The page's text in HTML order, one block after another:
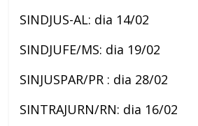
SINDJUS-AL: dia 14/02
SINDJUFE/MS: dia 19/02
SINJUSPAR/PR : dia 28/02
SINTRAJURN/RN: dia 16/02